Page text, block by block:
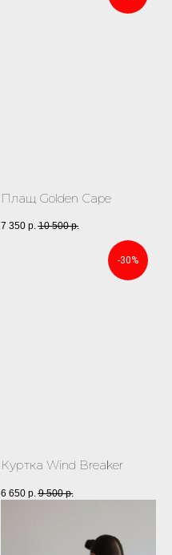
Плащ Golden Cape
7 350 р. 10 500 р.
-30%
Куртка Wind Breaker
6 650 р. 9 500 р.